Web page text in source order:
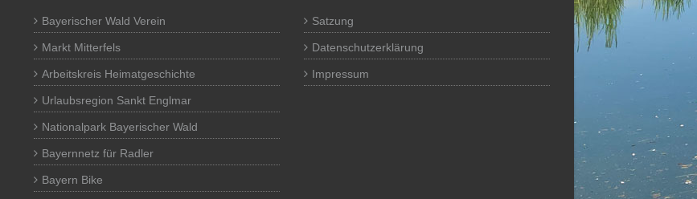
Bayerischer Wald Verein
Markt Mitterfels
Arbeitskreis Heimatgeschichte
Urlaubsregion Sankt Englmar
Nationalpark Bayerischer Wald
Bayernnetz für Radler
Bayern Bike
Satzung
Datenschutzerklärung
Impressum